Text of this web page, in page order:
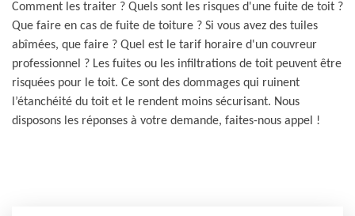
Comment les traiter ? Quels sont les risques d'une fuite de toit ?
Que faire en cas de fuite de toiture ? Si vous avez des tuiles
abîmées, que faire ? Quel est le tarif horaire d'un couvreur
professionnel ? Les fuites ou les infiltrations de toit peuvent être
risquées pour le toit. Ce sont des dommages qui ruinent
l’étanchéité du toit et le rendent moins sécurisant. Nous
disposons les réponses à votre demande, faites-nous appel !